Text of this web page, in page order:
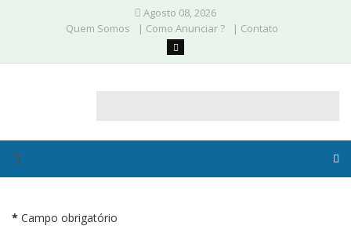
Agosto 08, 2026
Quem Somos
| Como Anunciar ? | Contato
* Campo obrigatório